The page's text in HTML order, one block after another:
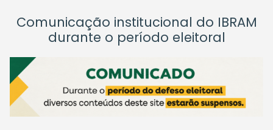
Comunicação institucional do IBRAM
durante o período eleitoral